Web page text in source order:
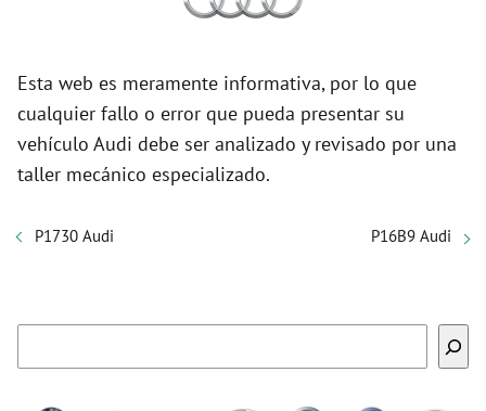
Esta web es meramente informativa, por lo que
cualquier fallo o error que pueda presentar su
vehículo Audi debe ser analizado y revisado por una
taller mecánico especializado.
P1730 Audi P16B9 Audi